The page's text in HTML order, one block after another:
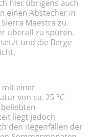
hier übrigens auch
einen Abstecher in
Maestra zu
überall zu spüren.
und die Berge
mit einer
von ca. 25 °C
liegt jedoch
den Regenfällen der